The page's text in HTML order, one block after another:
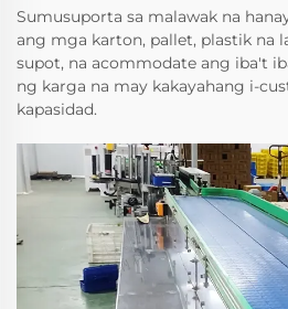
Sumusuporta sa malawak na
ang mga karton, pallet, plastik na
supot, na acommodate ang iba't
ng karga na may kakayahang i-
kapasidad.